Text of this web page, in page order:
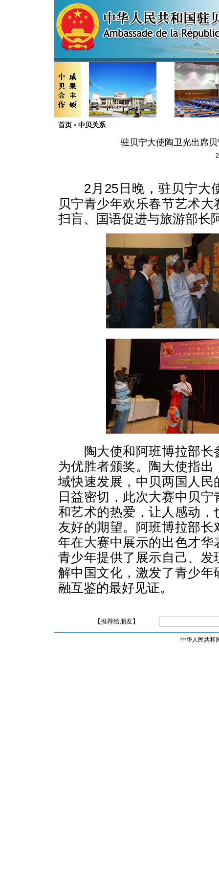
首页 > 中贝关系
驻贝宁大使陶卫光出席
2月 25日 晚，驻贝宁大
贝宁青少年欢乐春节艺术
扫盲、国语促进与旅游部长
陶大使和阿班博拉部
为优胜者颁奖。陶大使指
域快速发展，中贝两国人
日益密切，此次大赛中贝
和艺术的热爱，让人感动
友好的期望。阿班博拉部
年在大赛中展示的出色才
青少年提供了展示自己、
解中国文化，激发了青少
融互鉴的最好见证。
【推荐给朋友】
中华人民共和